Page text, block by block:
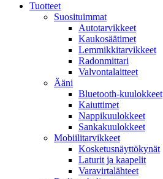
Tuotteet
Suosituimmat
Autotarvikkeet
Kaukosäätimet
Lemmikkitarvikkeet
Radonmittari
Valvontalaitteet
Ääni
Bluetooth-kuulokkeet
Kaiuttimet
Nappikuulokkeet
Sankakuulokkeet
Mobiilitarvikkeet
Kosketusnäyttökynät
Laturit ja kaapelit
Varavirtalähteet